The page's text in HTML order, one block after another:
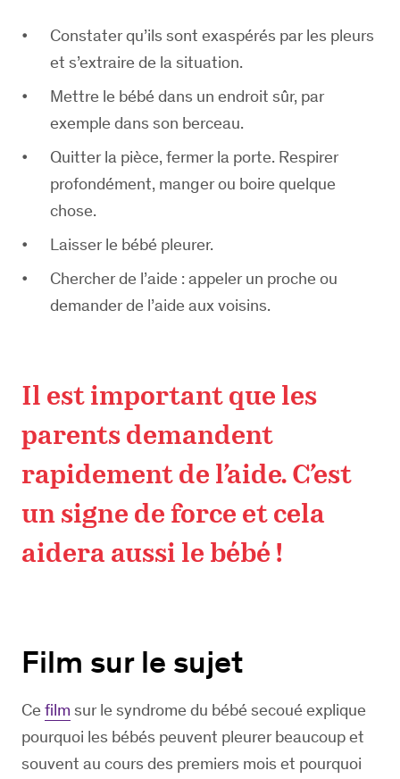
Constater qu’ils sont exaspérés par les pleurs
et s’extraire de la situation.
Mettre le bébé dans un endroit sûr, par
exemple dans son berceau.
Quitter la pièce, fermer la porte. Respirer
profondément, manger ou boire quelque
chose.
Laisser le bébé pleurer.
Chercher de l’aide : appeler un proche ou
demander de l’aide aux voisins.
Il est important que les
parents demandent
rapidement de l’aide. C’est
un signe de force et cela
aidera aussi le bébé !
Film sur le sujet
Ce film sur le syndrome du bébé secoué explique
pourquoi les bébés peuvent pleurer beaucoup et
souvent au cours des premiers mois et pourquoi